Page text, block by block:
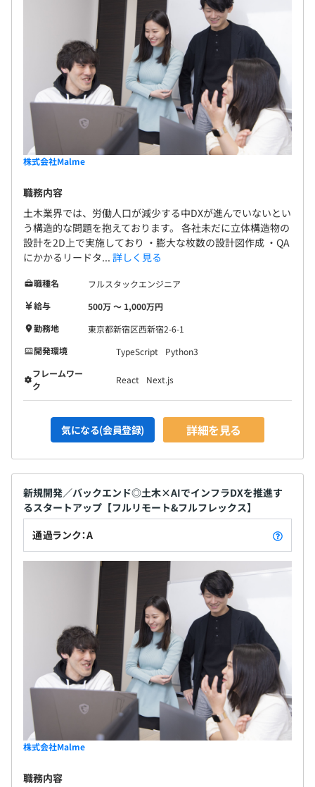
15名
・VPoE：1名
・CTO：1名
・フロントエンド：1名
・PM：1名
・バックエンド：1名
・UIUX担当：2名
・テスター：1名
・インターン：2名（テスター、CS）
構成 メンバーは、建設コンサルタント、スーパーゼ
ネコン、構造設計企業、Sier、ベンチャーなど、各分
野のリーダー経験者が集結しています。具体的にはパ
シフィックコンサルタンツ、八千代エンジニヤリン
グ、清水建設、大成建設、NTTシステム開発、リク
ルート、Amazon Japan、ビズリーチといった多岐
にわたるトップ企業出身者が在籍しており、高い専
門性と経験を結集させています。
株式会社Malme
職務内容
土木業界では、労働人口が減少する中DXが進んでいないとい
う構造的な問題を抱えております。 各社未だに立体構造物の
設計を2D上で実施しており ・膨大な枚数の設計図作成 ・QA
にかかるリードタ... 詳しく見る
職種名
フルスタックエンジニア
給与
500万 〜 1,000万円
勤務地
東京都新宿区西新宿2-6-1
開発環境
TypeScript
Python3
フレームワー
ク
React Next.js
気になる(会員登録) 詳細を見る
新規開発／バックエンド◎土木×AIでインフラDXを推進す
るスタートアップ【フルリモート&フルフレックス】
通過ランク：A
株式会社Malme
職務内容